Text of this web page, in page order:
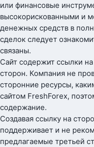
или финансовые
высокорискованными и
денежных средств в
сделок следует
связаны.
Сайт содержит ссылки
сторон. Компания не
сторонние ресурсы,
сайтом FreshForex,
содержание.
Создавая ссылку на
поддерживает и не
предлагаемые третьей